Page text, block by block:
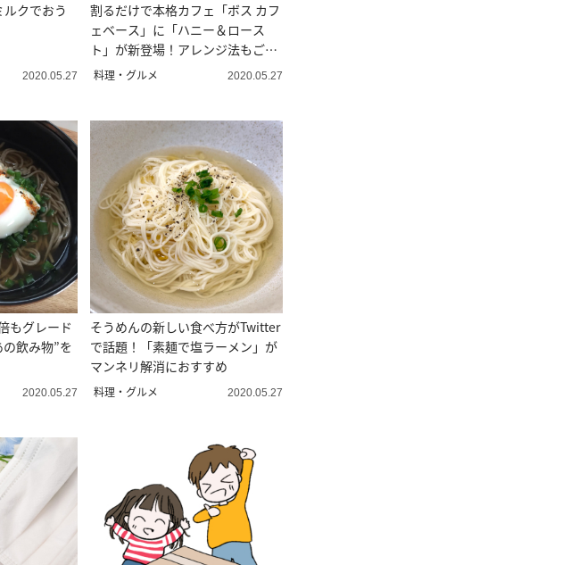
ルクでおう
2020.05.27
割るだけで本格カフェ「ボス カフ
ェベース」に「ハニー＆ロース
ト」が新登場！アレンジ法もご紹
介
料理・グルメ 2020.05.27
もグレード
飲み物”を
2020.05.27
そうめんの新しい食べ方がTwitter
で話題！「素麺で塩ラーメン」が
マンネリ解消におすすめ
料理・グルメ 2020.05.27